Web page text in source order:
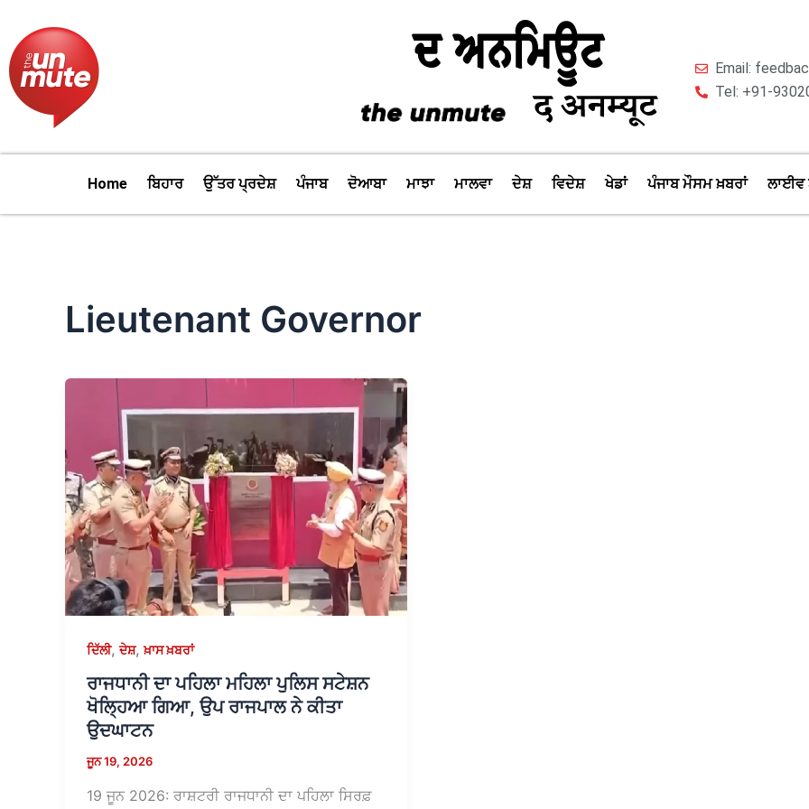
content
Email:
Tel: +91-
Home ਬਿਹਾਰ ਉੱਤਰ ਪ੍ਰਦੇਸ਼ ਪੰਜਾਬ ਦੋਆਬਾ ਮਾਝਾ ਮਾਲਵਾ ਦੇਸ਼ ਵਿਦੇਸ਼ ਖੇਡਾਂ ਪੰਜਾਬ ਮੌਸਮ ਖ਼ਬਰਾਂ ਲਾਈਵ
Lieutenant Governor
ਦਿੱਲੀ,ਦੇਸ਼,ਖ਼ਾਸ ਖ਼ਬਰਾਂ
ਰਾਜਧਾਨੀ ਦਾ ਪਹਿਲਾ ਮਹਿਲਾ ਪੁਲਿਸ ਸਟੇਸ਼ਨ
ਖੋਲ੍ਹਿਆ ਗਿਆ, ਉਪ ਰਾਜਪਾਲ ਨੇ ਕੀਤਾ
ਉਦਘਾਟਨ
ਜੂਨ 19, 2026
19 ਜੂਨ 2026: ਰਾਸ਼ਟਰੀ ਰਾਜਧਾਨੀ ਦਾ ਪਹਿਲਾ ਸਿਰਫ਼